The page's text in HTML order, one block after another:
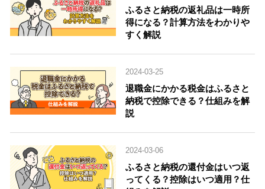
ふるさと納税の返礼品は一時所
得になる？計算方法をわかりや
すく解説
2024-03-25
退職金にかかる税金はふるさと
納税で控除できる？仕組みを解
説
2024-03-06
ふるさと納税の還付金はいつ返
ってくる？控除はいつ適用？仕